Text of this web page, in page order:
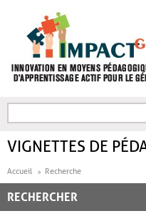
FORMULAIRE DE
VIGNETTES DE
Accueil Recherche
RECHERCHER